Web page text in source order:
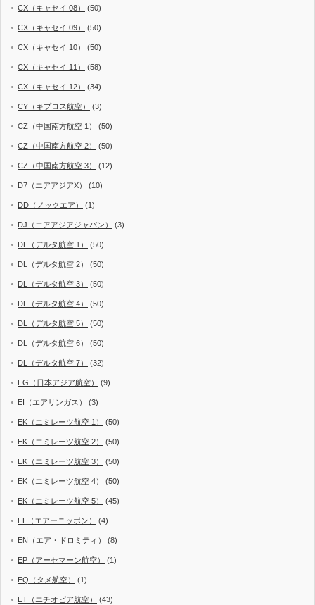
CX（キャセイ 08） (50)
CX（キャセイ 09） (50)
CX（キャセイ 10） (50)
CX（キャセイ 11） (58)
CX（キャセイ 12） (34)
CY（キプロス航空） (3)
CZ（中国南方航空 1） (50)
CZ（中国南方航空 2） (50)
CZ（中国南方航空 3） (12)
D7（エアアジアX） (10)
DD（ノックエア） (1)
DJ（エアアジアジャパン） (3)
DL（デルタ航空 1） (50)
DL（デルタ航空 2） (50)
DL（デルタ航空 3） (50)
DL（デルタ航空 4） (50)
DL（デルタ航空 5） (50)
DL（デルタ航空 6） (50)
DL（デルタ航空 7） (32)
EG（日本アジア航空） (9)
EI（エアリンガス） (3)
EK（エミレーツ航空 1） (50)
EK（エミレーツ航空 2） (50)
EK（エミレーツ航空 3） (50)
EK（エミレーツ航空 4） (50)
EK（エミレーツ航空 5） (45)
EL（エアーニッポン） (4)
EN（エア・ドロミティ） (8)
EP（アーセマーン航空） (1)
EQ（タメ航空） (1)
ET（エチオピア航空） (43)